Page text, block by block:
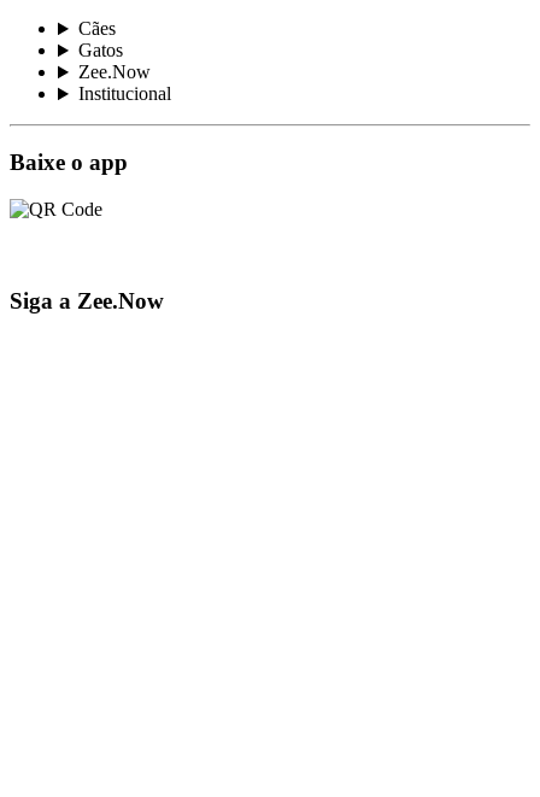
Cães
Gatos
Zee.Now
Institucional
Baixe o app
Siga a Zee.Now